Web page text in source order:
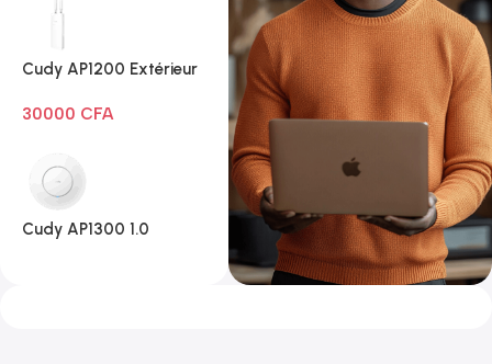
Cudy AP1200 Extérieur
30000 CFA
Cudy AP1300 1.0